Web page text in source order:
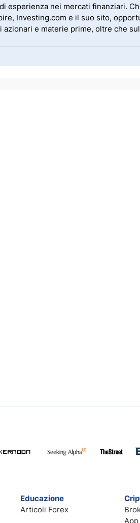
esperienza nei mercati finanziari.
Investing.com e il suo sito,
e materie prime, oltre che
Educazione
Articoli Forex